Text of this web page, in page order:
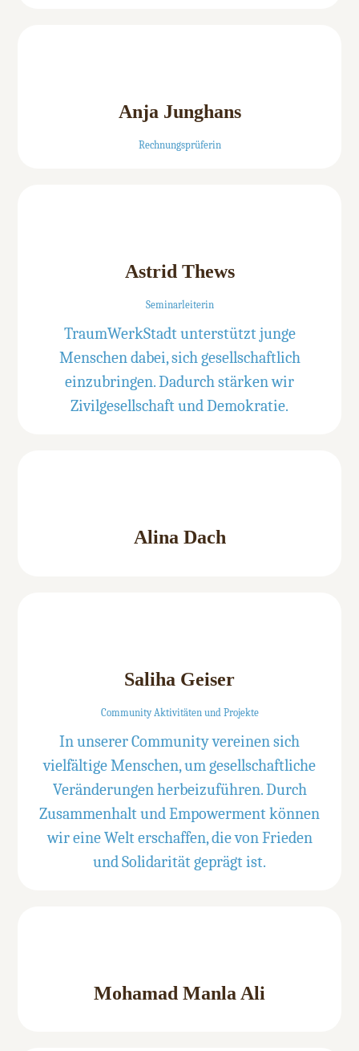
Anja Junghans
Rechnungsprüferin
Astrid Thews
Seminarleiterin
TraumWerkStadt unterstützt junge
Menschen dabei, sich gesellschaftlich
einzubringen. Dadurch stärken wir
Zivilgesellschaft und Demokratie.
Alina Dach
Saliha Geiser
Community Aktivitäten und Projekte
In unserer Community vereinen sich
vielfältige Menschen, um gesellschaftliche
Veränderungen herbeizuführen. Durch
Zusammenhalt und Empowerment können
wir eine Welt erschaffen, die von Frieden
und Solidarität geprägt ist.
Mohamad Manla Ali